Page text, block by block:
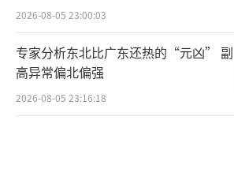
2026-08-05 23:00:03
专家分析东北比广东还热的“元凶” 副
高异常偏北偏强
2026-08-05 23:16:18